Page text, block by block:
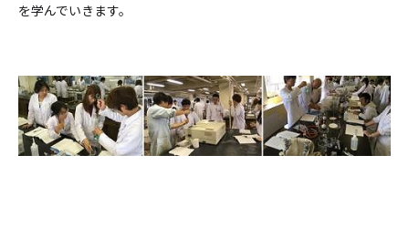
を学んでいきます。